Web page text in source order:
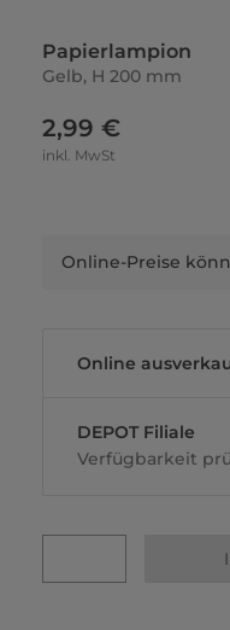
Papierlampion
Gelb, H 200 mm
2,99 €
inkl. MwSt
Online
DEPOT Filiale
Verfügbarkeit